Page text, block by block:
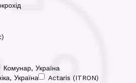
Комунар, Україна
Україна
Actaris (ITRON)